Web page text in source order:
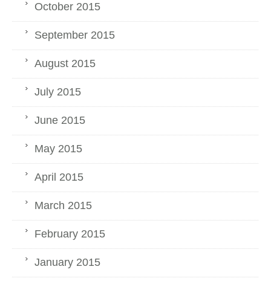
October 2015
September 2015
August 2015
July 2015
June 2015
May 2015
April 2015
March 2015
February 2015
January 2015